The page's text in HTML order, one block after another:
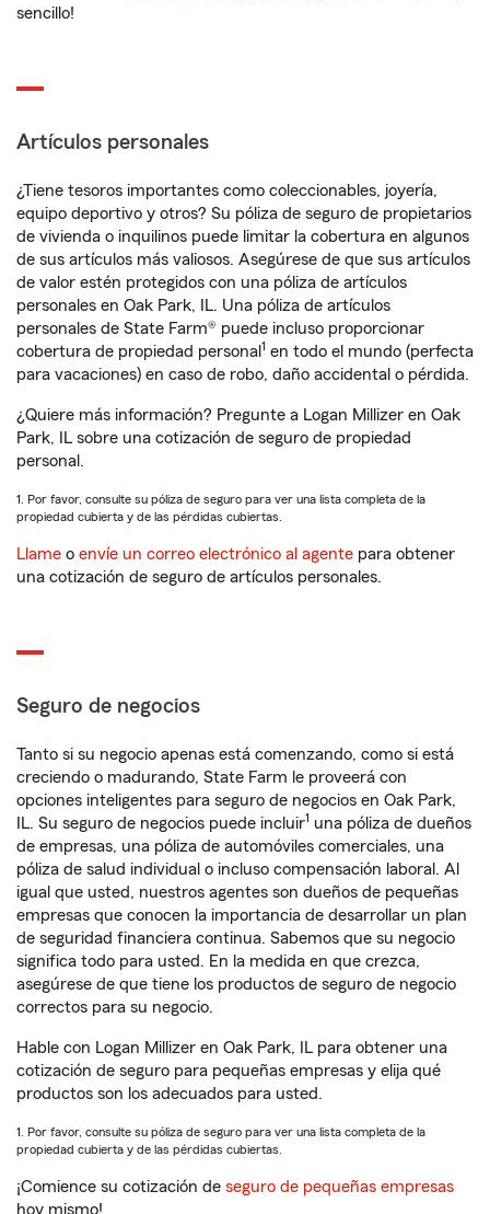
sencillo!
Artículos personales
¿Tiene tesoros importantes como coleccionables, joyería,
equipo deportivo y otros? Su póliza de seguro de propietarios
de vivienda o inquilinos puede limitar la cobertura en algunos
de sus artículos más valiosos. Asegúrese de que sus artículos
de valor estén protegidos con una póliza de artículos
personales en Oak Park, IL. Una póliza de artículos
personales de State Farm® puede incluso proporcionar
cobertura de propiedad personal 1 en todo el mundo (perfecta
para vacaciones) en caso de robo, daño accidental o pérdida.
¿Quiere más información? Pregunte a Logan Millizer en Oak
Park, IL sobre una cotización de seguro de propiedad
personal.
1. Por favor, consulte su póliza de seguro para ver una lista completa de la
propiedad cubierta y de las pérdidas cubiertas.
Llame o envíe un correo electrónico al agente para obtener
una cotización de seguro de artículos personales.
Seguro de negocios
Tanto si su negocio apenas está comenzando, como si está
creciendo o madurando, State Farm le proveerá con
opciones inteligentes para seguro de negocios en Oak Park,
IL. Su seguro de negocios puede incluir1 una póliza de dueños
de empresas, una póliza de automóviles comerciales, una
póliza de salud individual o incluso compensación laboral. Al
igual que usted, nuestros agentes son dueños de pequeñas
empresas que conocen la importancia de desarrollar un plan
de seguridad financiera continua. Sabemos que su negocio
significa todo para usted. En la medida en que crezca,
asegúrese de que tiene los productos de seguro de negocio
correctos para su negocio.
Hable con Logan Millizer en Oak Park, IL para obtener una
cotización de seguro para pequeñas empresas y elija qué
productos son los adecuados para usted.
1. Por favor, consulte su póliza de seguro para ver una lista completa de la
propiedad cubierta y de las pérdidas cubiertas.
¡Comience su cotización de seguro de pequeñas empresas
hoy mismo!